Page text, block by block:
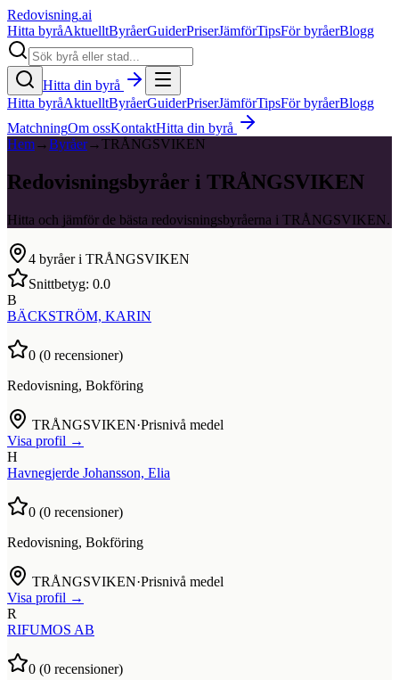
Redovisning.ai
Hitta byråAktuelltByråerGuiderPriserJämförTipsFör byråerBlogg
Hitta din byrå
Hitta byråAktuelltByråerGuiderPriserJämförTipsFör byråerBlogg
MatchningOm ossKontaktHitta din byrå
Hem→Byråer→TRÅNGSVIKEN
Redovisningsbyråer i TRÅNGSVIKEN
Hitta och jämför de bästa redovisningsbyråerna i TRÅNGSVIKEN.
4 byråer i TRÅNGSVIKEN
Snittbetyg: 0.0
B
BÄCKSTRÖM, KARIN
0 (0 recensioner)
Redovisning, Bokföring
TRÅNGSVIKEN·Prisnivå medel
Visa profil →
H
Havnegjerde Johansson, Elia
0 (0 recensioner)
Redovisning, Bokföring
TRÅNGSVIKEN·Prisnivå medel
Visa profil →
R
RIFUMOS AB
0 (0 recensioner)